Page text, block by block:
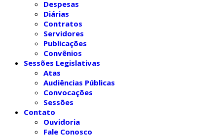
Despesas
Diárias
Contratos
Servidores
Publicações
Convênios
Sessões Legislativas
Atas
Audiências Públicas
Convocações
Sessões
Contato
Ouvidoria
Fale Conosco